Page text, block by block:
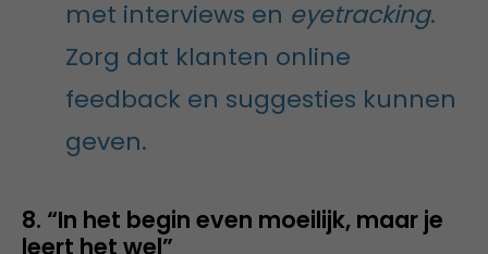
met interviews en eyetracking.
Zorg dat klanten online
feedback en suggesties kunnen
geven.
8. “In het begin even moeilijk, maar je
leert het wel”